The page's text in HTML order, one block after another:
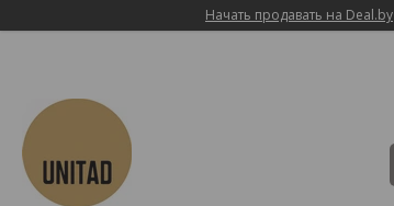
Начать продавать на Deal.by